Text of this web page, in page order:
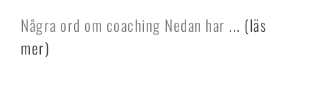
Några ord om coaching Nedan har ... (läs
mer)